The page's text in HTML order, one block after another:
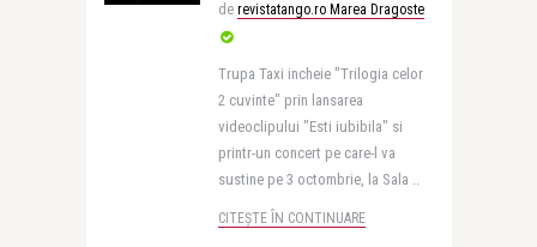
de revistatango.ro Marea Dragoste
Trupa Taxi incheie "Trilogia celor
2 cuvinte" prin lansarea
videoclipului "Esti iubibila" si
printr-un concert pe care-l va
sustine pe 3 octombrie, la Sala ..
CITEȘTE ÎN CONTINUARE